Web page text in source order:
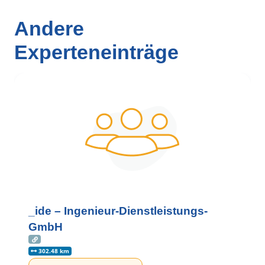
Andere
Experteneinträge
_ide – Ingenieur-Dienstleistungs-
GmbH
302.48 km